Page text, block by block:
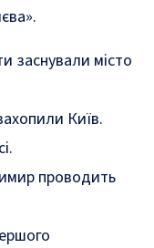
заснували місто
Київ.
проводить